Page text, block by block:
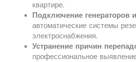
квартире.
Подключение генераторов
автоматические системы
электроснабжения.
Устранение причин
профессиональное